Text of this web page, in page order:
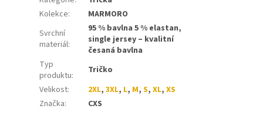
Kolekce:
MARMORO
Svrchní
materiál:
95 % bavlna 5 % elastan,
single jersey – kvalitní
česaná bavlna
Typ
produktu:
Tričko
Velikost: 2XL,3XL, L, M,S,XL,XS
Značka: CXS